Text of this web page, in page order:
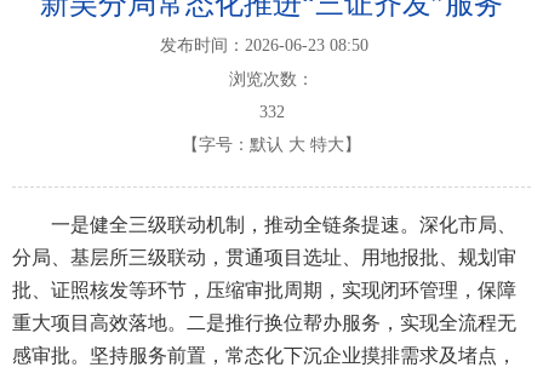
发布时间：2026-06-23 08:50
浏览次数：
332
【字号： 默认 大 特大 】
一是健全三级联动机制，推动全链条提速。深化市局、
分局、基层所三级联动，贯通项目选址、用地报批、规划审
批、证照核发等环节，压缩审批周期，实现闭环管理，保障
重大项目高效落地。二是推行换位帮办服务，实现全流程无
感审批。坚持服务前置，常态化下沉企业摸排需求及堵点，